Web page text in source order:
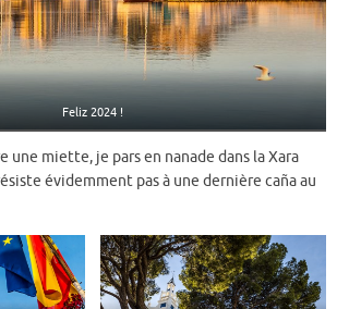
Feliz 2024 !
une miette, je pars en nanade dans la Xara
évidemment pas à une dernière caña au